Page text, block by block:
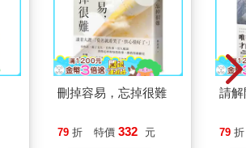
刪掉容易，忘掉很難
79 折 特價 332 元
請解
79 折